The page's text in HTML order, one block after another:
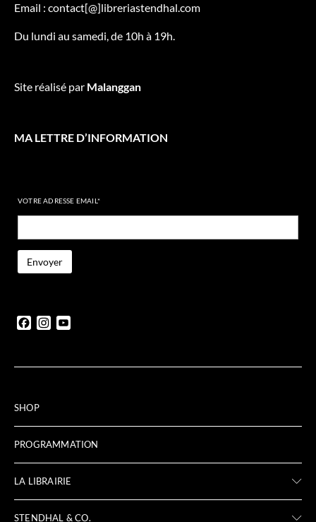
Email : contact[@]libreriastendhal.com
Du lundi au samedi, de 10h à 19h.
Site réalisé par Malanggan
MA LETTRE D’INFORMATION
VOTRE ADRESSE EMAIL*
FacebookInstagram
SHOP
PROGRAMMATION
LA LIBRAIRIE
STENDHAL & CO.